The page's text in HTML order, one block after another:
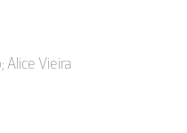
Alice Vieira